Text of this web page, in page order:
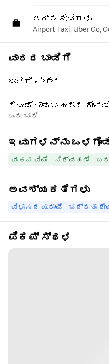
ಅರ್ಹ ಸೇವೆಗಳು
Airport Taxi, Uber Go,
ವಾರದ ಬಾಡಿಗೆ
ಬಾಡಿಗೆ ವೆಚ್ಚ
ರಿಫಂಡ್ ಮಾಡಬಹುದಾದ ಠೇವಣಿ
ಒಂದು ಬಾರಿ
ಇವುಗಳನ್ನು
ವಾಹನ ವಿಮೆ ನಿರ್ವಹಣೆ
ಅವಶ್ಯಕತೆಗಳು
ವಿಳಾಸದ ಪುರಾವೆ ಭದ್ರತಾ
ಪಿಕಪ್ ಸ್ಥಳ